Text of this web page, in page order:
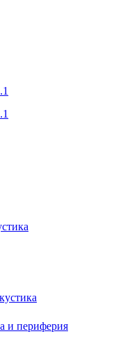
и периферия